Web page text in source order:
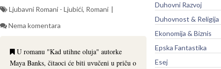
Ljubavni Romani - Ljubići, Romani
Nema komentara
U romanu "Kad utihne oluja" autorke
Maya Banks, čitaoci će biti uvučeni u priču o
Duhovni Razvoj
Duhovnost & Religija
Ekonomija & Biznis
Epska Fantastika
Esej